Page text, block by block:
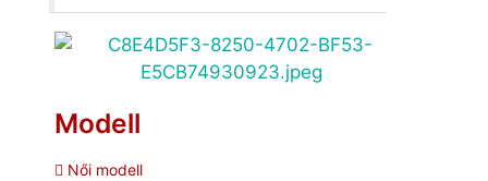
Modell
Női modell